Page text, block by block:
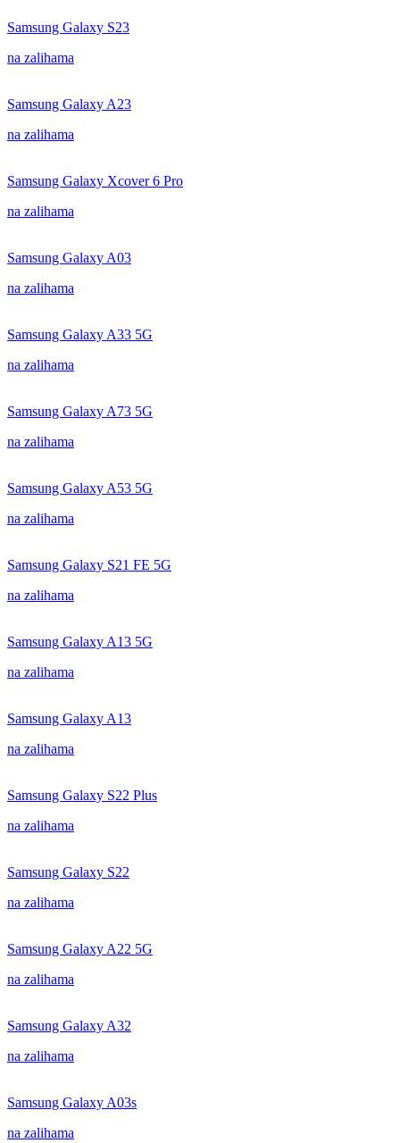
Samsung Galaxy S23
na zalihama
Samsung Galaxy A23
na zalihama
Samsung Galaxy Xcover 6 Pro
na zalihama
Samsung Galaxy A03
na zalihama
Samsung Galaxy A33 5G
na zalihama
Samsung Galaxy A73 5G
na zalihama
Samsung Galaxy A53 5G
na zalihama
Samsung Galaxy S21 FE 5G
na zalihama
Samsung Galaxy A13 5G
na zalihama
Samsung Galaxy A13
na zalihama
Samsung Galaxy S22 Plus
na zalihama
Samsung Galaxy S22
na zalihama
Samsung Galaxy A22 5G
na zalihama
Samsung Galaxy A32
na zalihama
Samsung Galaxy A03s
na zalihama